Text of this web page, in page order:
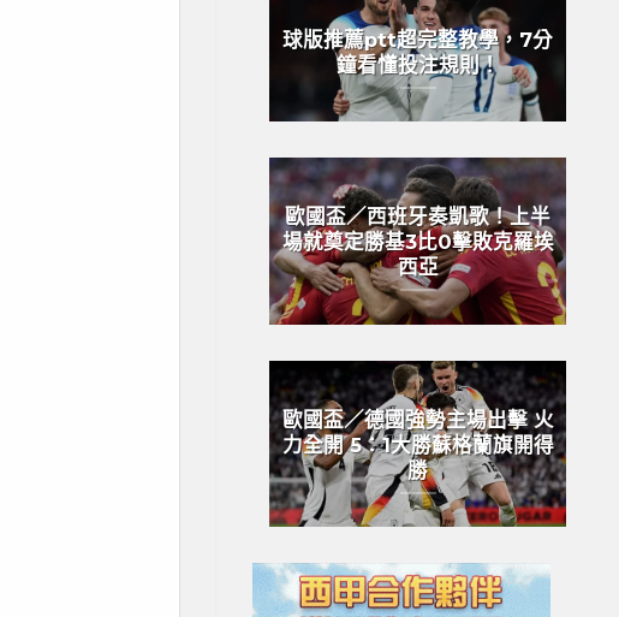
球版推薦ptt超完整教學，7分
鐘看懂投注規則！
歐國盃／西班牙奏凱歌！上半
場就奠定勝基3比0擊敗克羅埃
西亞
歐國盃／德國強勢主場出擊 火
力全開 5：1大勝蘇格蘭旗開得
勝